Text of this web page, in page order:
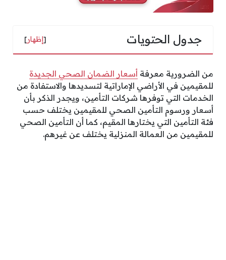
جدول الحتويات [إظهار]
من الضرورية معرفة أسعار الضمان الصحي الجديدة
للمقيمين في الأراضي الإماراتية لتسديدها والاستفادة من
الخدمات التي توفرها شركات التأمين، ويجدر الذكر بأن
أسعار ورسوم التأمين الصحي للمقيمين يختلف حسب
فئة التأمين التي يختارها المقيم، كما أن التأمين الصحي
للمقيمين من العمالة المنزلية يختلف عن غيرهم.